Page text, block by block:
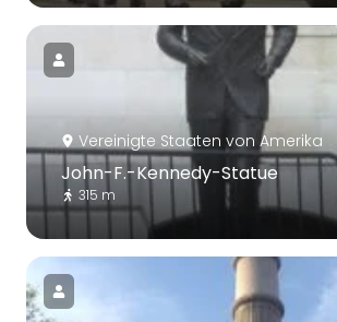
Vereinigte Staaten von Amerika
John-F.-Kennedy-Statue
315 m